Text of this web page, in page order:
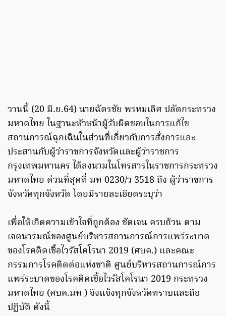
วานนี้ (20 มิ.ย.64) นายฉัตรชัย พรหมเลิศ ปลัดกระทรวง
มหาดไทย ในฐานะหัวหน้าผู้รับผิดชอบในการแก้ไข
สถานการณ์ฉุกเฉินในส่วนที่เกี่ยวกับการสั่งการและ
ประสานกับผู้ว่าราชการจังหวัดและผู้ว่าราชการ
กรุงเทพมหานคร ได้ลงนามในโทรสารในราชการกระทรวง
มหาดไทย ด่วนที่สุดที่ มท 0230/ว 3518 ถึง ผู้ว่าราชการ
จังหวัดทุกจังหวัด โดยมีรายละเอียดระบุว่า
เพื่อให้เกิดความเข้าใจที่ถูกต้อง ชัดเจน ครบถ้วน ตาม
เจตนารมณ์ของศูนย์บริหารสถานการณ์การแพร่ระบาด
ของโรคติดเชื้อไวรัสโคโรนา 2019 (ศบค.) และคณะ
กรรมการโรคติดต่อแห่งชาติ ศูนย์บริหารสถานการณ์การ
แพร่ระบาดของโรคติดเชื้อไวรัสโคโรนา 2019 กระทรวง
มหาดไทย (ศบค.มท ) จึงแจ้งทุกจังหวัดทราบและถือ
ปฏิบัติ ดังนี้